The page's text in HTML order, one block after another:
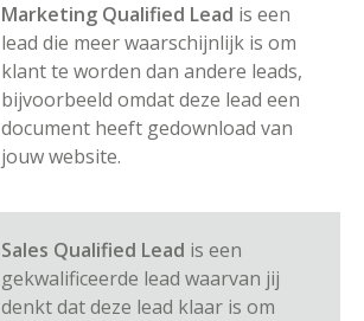
Marketing Qualified Lead is een
lead die meer waarschijnlijk is om
klant te worden dan andere leads,
bijvoorbeeld omdat deze lead een
document heeft gedownload van
jouw website.
Sales Qualified Lead is een
gekwalificeerde lead waarvan jij
denkt dat deze lead klaar is om